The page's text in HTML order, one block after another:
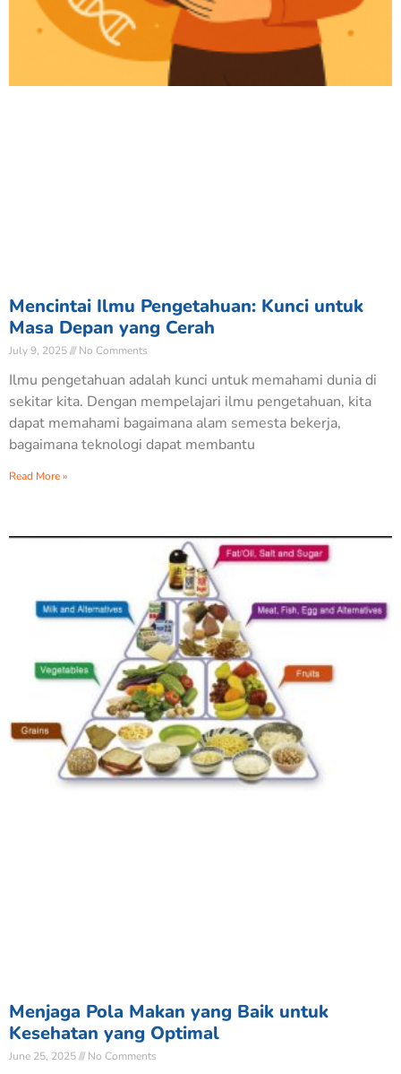
Mencintai Ilmu Pengetahuan: Kunci untuk
Masa Depan yang Cerah
July 9, 2025 No Comments
Ilmu pengetahuan adalah kunci untuk memahami dunia di
sekitar kita. Dengan mempelajari ilmu pengetahuan, kita
dapat memahami bagaimana alam semesta bekerja,
bagaimana teknologi dapat membantu
Read More »
Menjaga Pola Makan yang Baik untuk
Kesehatan yang Optimal
June 25, 2025 No Comments